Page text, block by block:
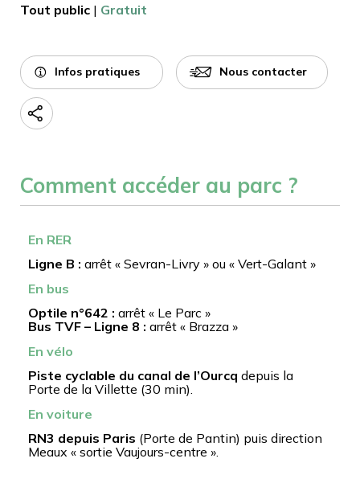
Tout public | Gratuit
Infos pratiques Nous contacter
Comment accéder au parc ?
En RER
Ligne B : arrêt « Sevran-Livry » ou « Vert-Galant »
En bus
Optile n°642 : arrêt « Le Parc »
Bus TVF – Ligne 8 : arrêt « Brazza »
En vélo
Piste cyclable du canal de l’Ourcq depuis la
Porte de la Villette (30 min).
En voiture
RN3 depuis Paris (Porte de Pantin) puis direction
Meaux « sortie Vaujours-centre ».